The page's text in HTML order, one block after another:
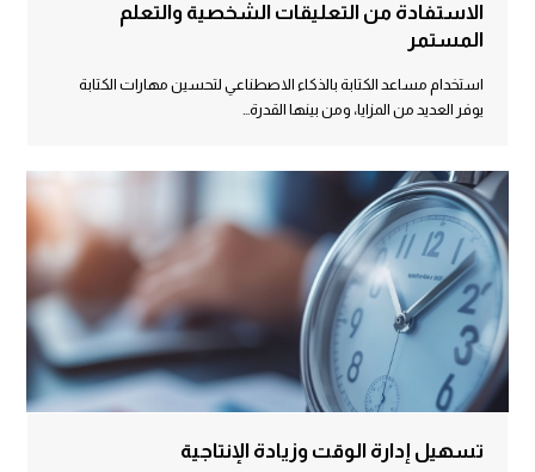
الاستفادة من التعليقات الشخصية والتعلم
المستمر
استخدام مساعد الكتابة بالذكاء الاصطناعي لتحسين مهارات الكتابة
يوفر العديد من المزايا، ومن بينها القدرة…
تسهيل إدارة الوقت وزيادة الإنتاجية